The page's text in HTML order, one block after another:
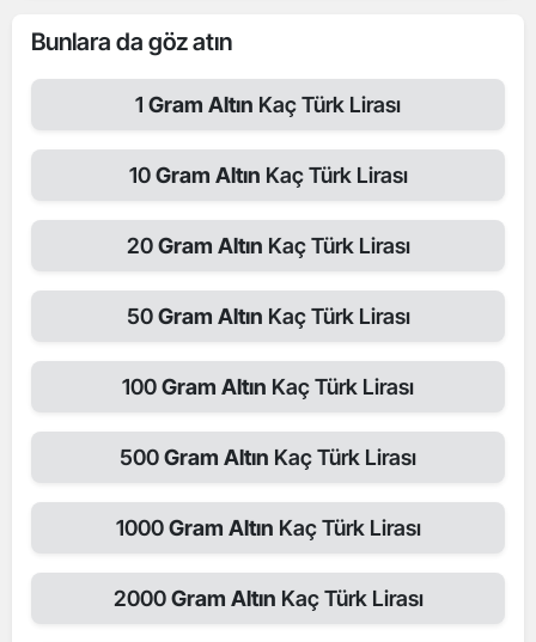
Bunlara da göz atın
1 Gram Altın Kaç Türk Lirası
10Gram Altın Kaç Türk Lirası
20Gram Altın Kaç Türk Lirası
50Gram Altın Kaç Türk Lirası
100Gram Altın Kaç Türk Lirası
500Gram Altın Kaç Türk Lirası
1000Gram Altın Kaç Türk Lirası
2000Gram Altın Kaç Türk Lirası